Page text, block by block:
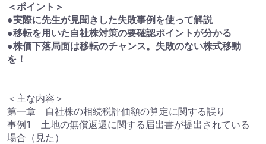
＜ポイント＞
●実際に先生が見聞きした失敗事例を使って解説
●移転を用いた自社株対策の要確認ポイントが分かる
●株価下落局面は移転のチャンス。失敗のない株式移動
を！
＜主な内容＞
第一章 自社株の相続税評価額の算定に関する誤り
事例1 土地の無償返還に関する届出書が提出されている
場合（見た）